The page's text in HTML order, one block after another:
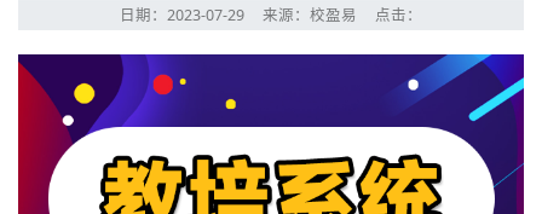
日期：2023-07-29 来源：校盈易 点击：